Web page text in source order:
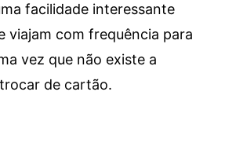
facilidade interessante
viajam com frequência para
vez que não existe a
de cartão.